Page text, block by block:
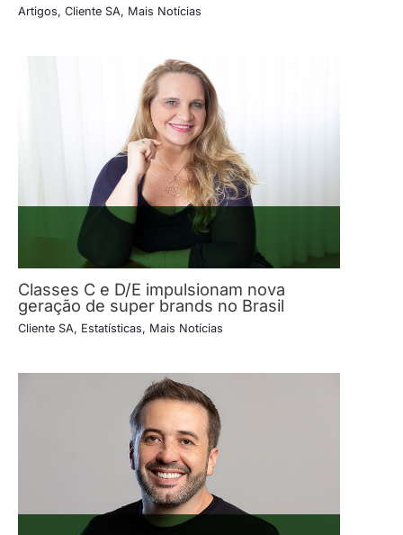
Artigos, Cliente SA, Mais Notícias
Classes C e D/E impulsionam nova
geração de super brands no Brasil
Cliente SA, Estatísticas, Mais Notícias